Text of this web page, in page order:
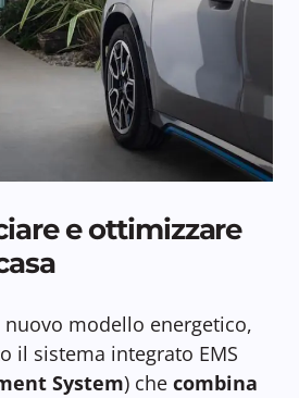
e ottimizzare
nuovo modello energetico,
il sistema integrato EMS
System) che combina